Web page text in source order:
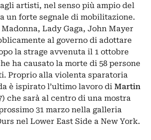
artisti, nel senso più ampio del
un forte segnale di mobilitazione.
Lady Gaga, John Mayer
al governo di adottare
la strage avvenuta il 1 ottobre
ha causato la morte di 58 persone
Proprio alla violenta sparatoria
è ispirato l’ultimo lavoro di Martin
che sarà al centro di una mostra
31 marzo nella galleria
nel Lower East Side a New York.